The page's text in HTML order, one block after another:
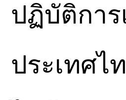
ปฏิบัติการ
ประเทศไ